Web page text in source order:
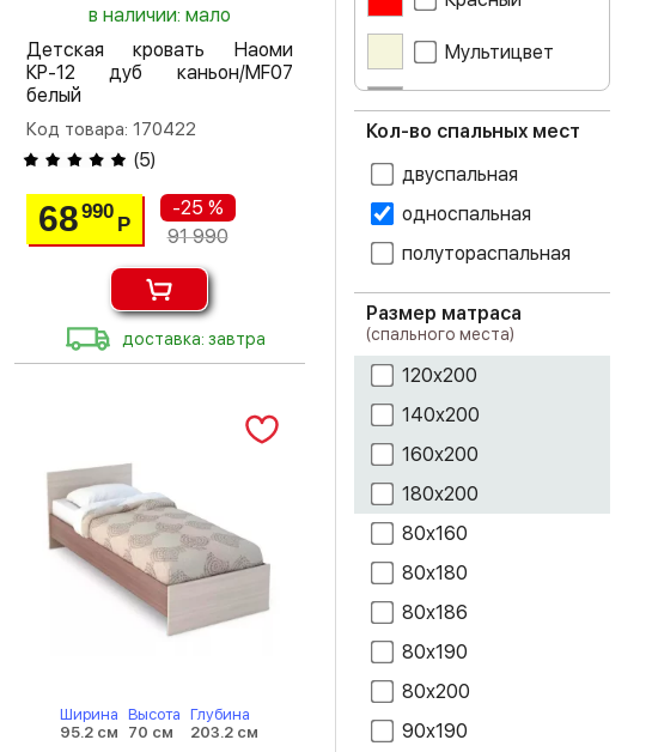
в наличии: мало
Детская кровать Наоми
КР-12 дуб каньон/MF07
белый
Код товара: 170422
(5)
68990
Р
-25 %
91 990
доставка: завтра
Ширина
95.2 см
Высота
70 см
Глубина
203.2 см
голубой
графит
грей
дуб атланта
дуб белфорт
дуб бомонд
какао
дуб делано
дуб золотой
дуб крафт белый
Мультицвет
Кол-во спальных мест
двуспальная
односпальная
полутораспальная
Размер матраса
(спального места)
120х200
140х200
160х200
180х200
80х160
80х180
80х186
80х190
80х200
90х190